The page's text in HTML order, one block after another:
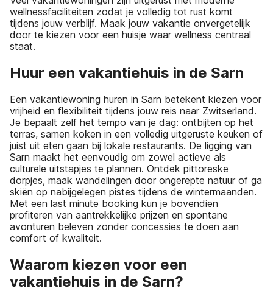
wellnessfaciliteiten zodat je volledig tot rust komt
tijdens jouw verblijf. Maak jouw vakantie onvergetelijk
door te kiezen voor een huisje waar wellness centraal
staat.
Huur een vakantiehuis in de Sarn
Een vakantiewoning huren in Sarn betekent kiezen voor
vrijheid en flexibiliteit tijdens jouw reis naar Zwitserland.
Je bepaalt zelf het tempo van je dag: ontbijten op het
terras, samen koken in een volledig uitgeruste keuken of
juist uit eten gaan bij lokale restaurants. De ligging van
Sarn maakt het eenvoudig om zowel actieve als
culturele uitstapjes te plannen. Ontdek pittoreske
dorpjes, maak wandelingen door ongerepte natuur of ga
skiën op nabijgelegen pistes tijdens de wintermaanden.
Met een last minute booking kun je bovendien
profiteren van aantrekkelijke prijzen en spontane
avonturen beleven zonder concessies te doen aan
comfort of kwaliteit.
Waarom kiezen voor een
vakantiehuis in de Sarn?